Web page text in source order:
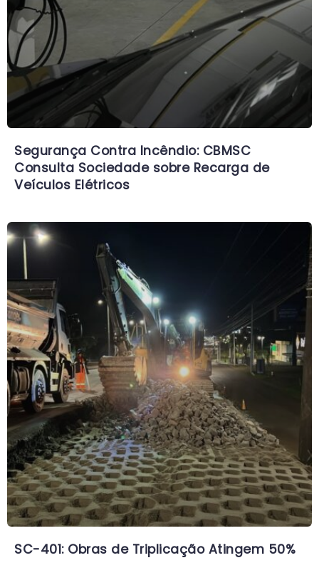
Segurança Contra Incêndio: CBMSC
Consulta Sociedade sobre Recarga de
Veículos Elétricos
SC-401: Obras de Triplicação Atingem 50%